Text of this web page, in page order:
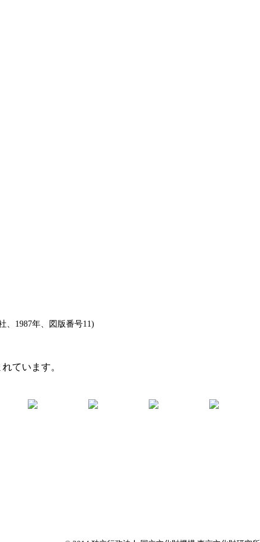
、1987年、図版番号11)
ています。